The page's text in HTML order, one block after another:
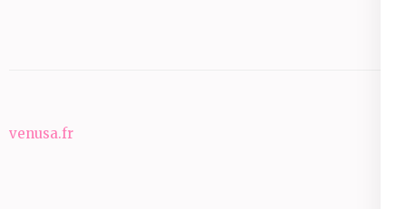
venusa.fr